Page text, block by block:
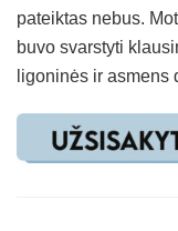
pateiktas nebus.
buvo svarstyti
ligoninės ir asmens